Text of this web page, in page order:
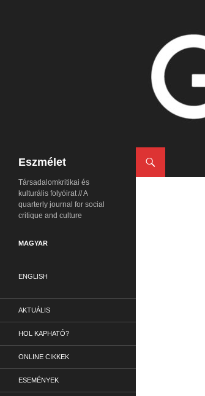
Eszmélet
Társadalomkritikai és
kulturális folyóirat // A
quarterly journal for social
critique and culture
MAGYAR
ENGLISH
AKTUÁLIS
HOL KAPHATÓ?
ONLINE CIKKEK
ESEMÉNYEK